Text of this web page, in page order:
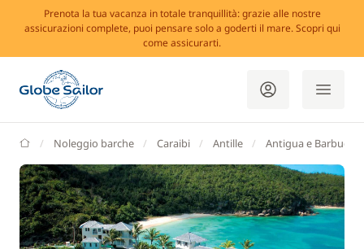
Prenota la tua vacanza in totale tranquillità: grazie alle nostre
assicurazioni complete, puoi pensare solo a goderti il mare. Scopri qui
come assicurarti.
GlobeSailor
Noleggio barche Caraibi Antille Antigua e Barbuda